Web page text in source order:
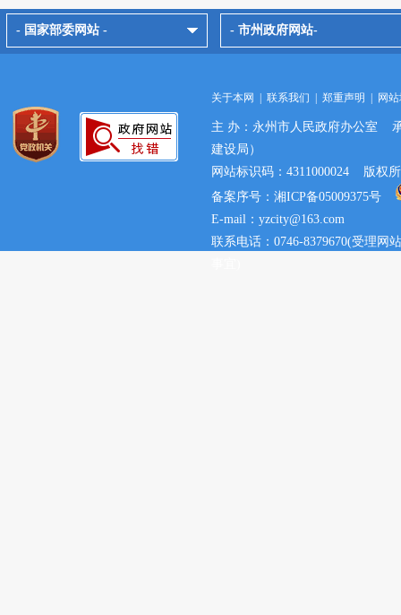
- 国家部委网站 - - 市州政府网站-
关于本网 联系我们 郑重声明 网
主 办：永州市人民政府办公室
建设局）
网站标识码：4311000024 版权
备案序号：湘ICP备05009375号
E-mail：yzcity@163.com
联系电话：0746-8379670(受理网